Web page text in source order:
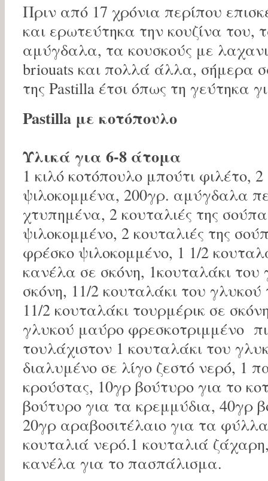
Πριν από 17 χρόνια περίπου
και ερωτεύτηκα την κουζίνα του,
αμύγδαλα, τα κουσκούς με
briouats και πολλά άλλα, σήμερα
της Pastilla έτσι όπως τη γεύτηκα
Pastilla με κοτόπουλο
Υλικά για 6-8 άτομα
1 κιλό κοτόπουλο μπούτι φιλέτο,
ψιλοκομμένα, 200γρ. αμύγδαλα
χτυπημένα, 2 κουταλιές της
ψιλοκομμένο, 2 κουταλιές της
φρέσκο ψιλοκομμένο, 1 1/2
κανέλα σε σκόνη, 1κουταλάκι του
σκόνη, 11/2 κουταλάκι του γλυκού
11/2 κουταλάκι τουρμέρικ σε
γλυκού μαύρο φρεσκοτριμμένο
τουλάχιστον 1 κουταλάκι του
διαλυμένο σε λίγο ζεστό νερό, 1
κρούστας, 10γρ βούτυρο για το
βούτυρο για τα κρεμμύδια, 40γρ
20γρ αραβοσιτέλαιο για τα
κουταλιά νερό.1 κουταλιά
κανέλα για το πασπάλισμα.